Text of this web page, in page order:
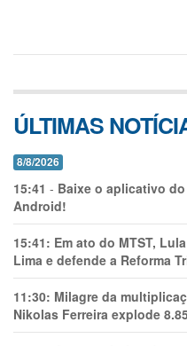
ÚLTIMAS
8/8/2026
15:41 - Baixe o aplicativo
Android!
15:41: Em ato do MTST,
Lima e defende a Reforma
11:30: Milagre da
Nikolas Ferreira explode